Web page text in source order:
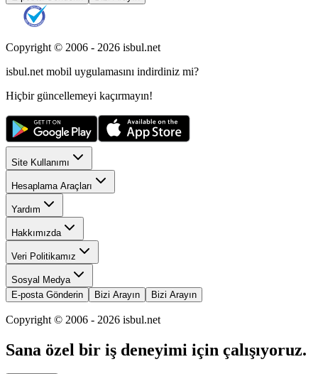
Copyright © 2006 - 2026 isbul.net
isbul.net mobil uygulamasını indirdiniz mi?
Hiçbir güncellemeyi kaçırmayın!
Site Kullanımı
Hesaplama Araçları
Yardım
Hakkımızda
Veri Politikamız
Sosyal Medya
E-posta Gönderin
Bizi Arayın Bizi Arayın
Copyright © 2006 - 2026 isbul.net
Sana özel bir iş deneyimi için çalışıyoruz.